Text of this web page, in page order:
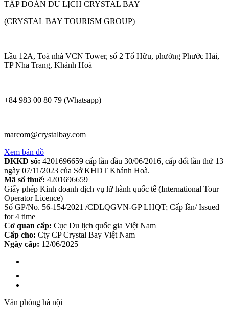
TẬP ĐOÀN DU LỊCH CRYSTAL BAY
(CRYSTAL BAY TOURISM GROUP)
Lầu 12A, Toà nhà VCN Tower, số 2 Tố Hữu, phường Phước Hải,
TP Nha Trang, Khánh Hoà
+84 983 00 80 79 (Whatsapp)
marcom@crystalbay.com
Xem bản đồ
ĐKKD số: 4201696659 cấp lần đầu 30/06/2016, cấp đổi lần thứ 13
ngày 07/11/2023 của Sở KHDT Khánh Hoà.
Mã số thuế: 4201696659
Giấy phép Kinh doanh dịch vụ lữ hành quốc tế (International Tour
Operator Licence)
Số GP/No. 56-154/2021 /CDLQGVN-GP LHQT; Cấp lần/ Issued
for 4 time
Cơ quan cấp: Cục Du lịch quốc gia Việt Nam
Cấp cho: Cty CP Crystal Bay Việt Nam
Ngày cấp: 12/06/2025
Văn phòng hà nội